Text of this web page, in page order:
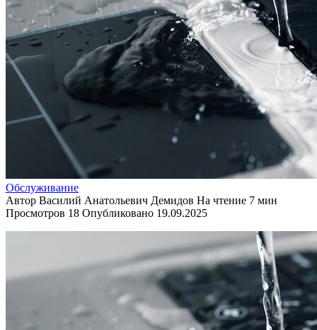
Обслуживание
Автор Василий Анатольевич Демидов На чтение 7 мин
Просмотров 18 Опубликовано 19.09.2025